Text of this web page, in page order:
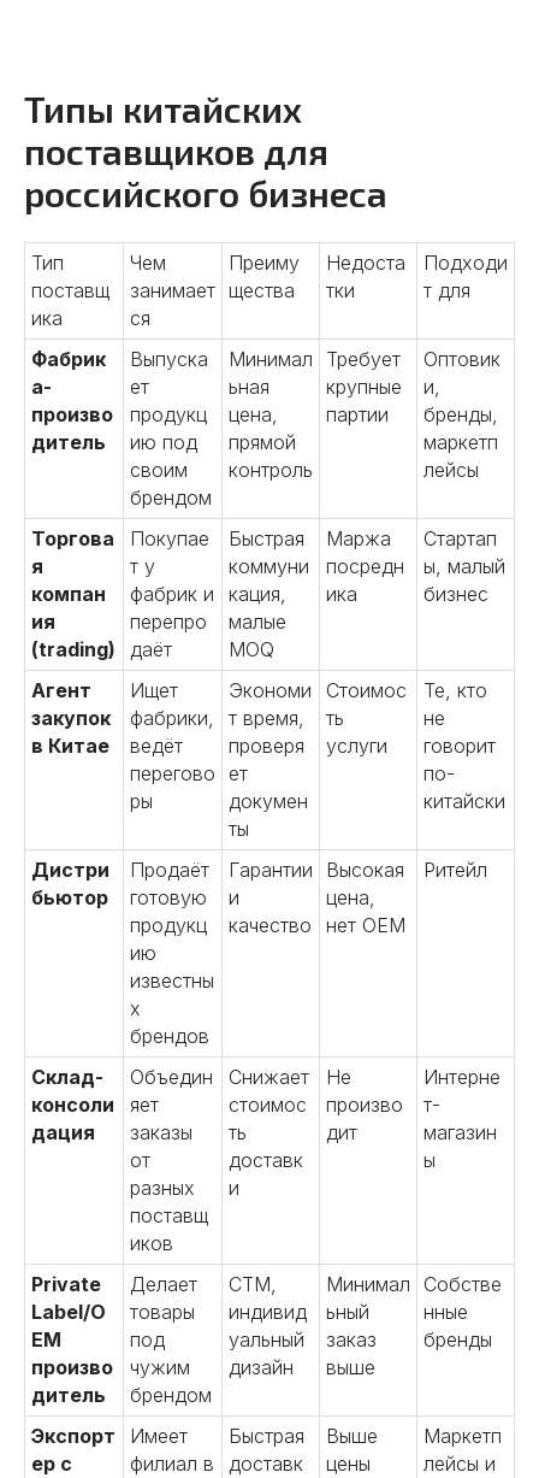
Типы китайских
поставщиков для
российского бизнеса
Тип
поставщ
ика
Чем
занимает
ся
Преиму
щества
Недоста
тки
Подходи
т для
Фабрик
а-
произво
дитель
Выпуска
ет
продукц
ию под
своим
брендом
Минимал
ьная
цена,
прямой
контроль
Требует
крупные
партии
Оптовик
и,
бренды,
маркетп
лейсы
Торгова
я
компан
ия
(trading)
Покупае
т у
фабрик и
перепро
даёт
Быстрая
коммуни
кация,
малые
MOQ
Маржа
посредн
ика
Стартап
ы, малый
бизнес
Агент
закупок
в Китае
Ищет
фабрики,
ведёт
перегово
ры
Экономи
т время,
проверя
ет
докумен
ты
Стоимос
ть
услуги
Те, кто
не
говорит
по-
китайски
Дистри
бьютор
Продаёт
готовую
продукц
ию
известны
х
брендов
Гарантии
и
качество
Высокая
цена,
нет OEM
Ритейл
Склад-
консоли
дация
Объедин
яет
заказы
от
разных
поставщ
иков
Снижает
стоимос
ть
доставк
и
Не
произво
дит
Интерне
т-
магазин
ы
Private
Label/O
EM
произво
дитель
Делает
товары
под
чужим
брендом
СТМ,
индивид
уальный
дизайн
Минимал
ьный
заказ
выше
Собстве
нные
бренды
Экспорт
ер с
Имеет
филиал в
Быстрая
доставк
Выше
цены
Маркетп
лейсы и